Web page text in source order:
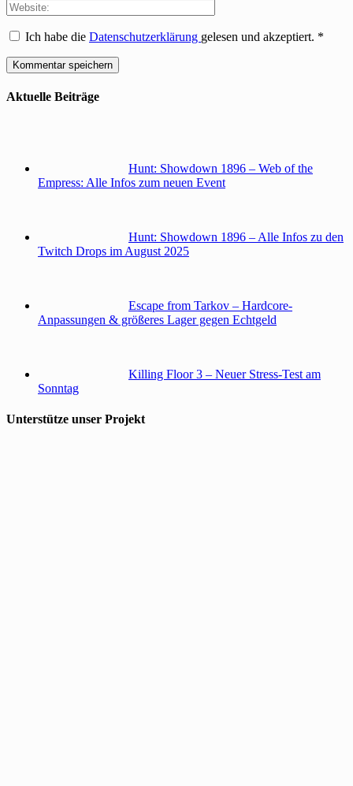
Ich habe die Datenschutzerklärung gelesen und akzeptiert. *
Aktuelle Beiträge
Hunt: Showdown 1896 – Web of the
Empress: Alle Infos zum neuen Event
Hunt: Showdown 1896 – Alle Infos zu den
Twitch Drops im August 2025
Escape from Tarkov – Hardcore-
Anpassungen & größeres Lager gegen Echtgeld
Killing Floor 3 – Neuer Stress-Test am
Sonntag
Unterstütze unser Projekt